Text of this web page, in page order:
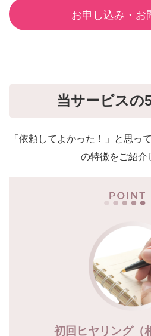
お申し込み・お
当サービスの
「依頼してよかった！」と思っ
の特徴をご紹介
初回ヒヤリング（